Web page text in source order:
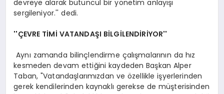
devreye alarak bütüncül bir yönetim anlayışı
sergileniyor.'' dedi.
''ÇEVRE TİMİ VATANDAŞI BİLGİLENDİRİYOR''
Aynı zamanda bilinçlendirme çalışmalarının da hız
kesmeden devam ettiğini kaydeden Başkan Alper
Taban, "Vatandaşlarımızdan ve özellikle işyerlerinden
gerek kendilerinden kaynaklı gerekse de müşterisinden